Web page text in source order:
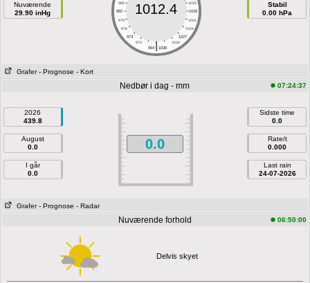
Nuværende
29.90 inHg
985
1015
982
1018
979
1021
976
1024
973
1027
970
1030
|
964 1036
1012.4
Stabil
0.00 hPa
Grafer - Prognose - Kort
Nedbør i dag - mm 07:24:37
2026
439.8
August
0.0
I går
0.0
0.0
Sidste time
0.0
Rate/t
0.000
Last rain
24-07-2026
Grafer - Prognose - Radar
Nuværende forhold 06:50:00
Delvis skyet